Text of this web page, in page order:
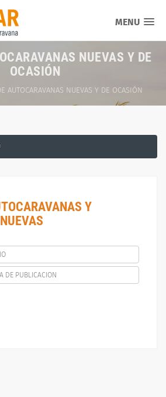
MENU
NUEVAS Y DE
OCASIÓN
AUTOCARAVANAS NUEVAS Y DE OCASIÓN
Y
DE PUBLICACION